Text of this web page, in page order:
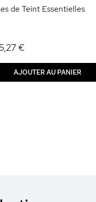
de Teint Essentielles
5,27 €
AJOUTER AU PANIER